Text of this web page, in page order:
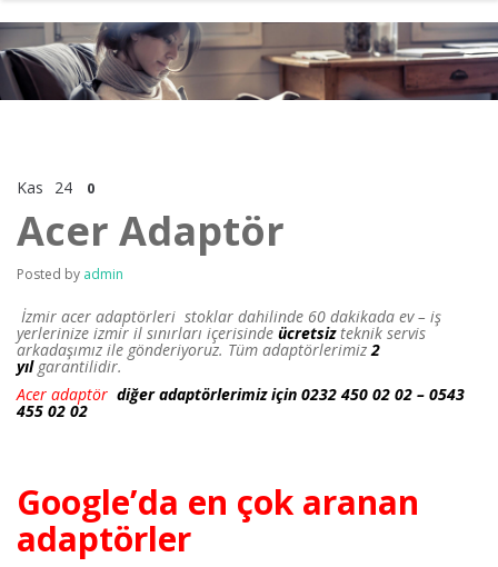
Kas 24 0
Acer Adaptör
Posted by admin
İzmir acer adaptörleri stoklar dahilinde 60 dakikada ev – iş
yerlerinize izmir il sınırları içerisinde ücretsiz teknik servis
arkadaşımız ile gönderiyoruz. Tüm adaptörlerimiz2
yılgarantilidir.
Acer adaptör diğer adaptörlerimiz için 0232 450 02 02 – 0543
455 02 02
Google’da en çok aranan
adaptörler